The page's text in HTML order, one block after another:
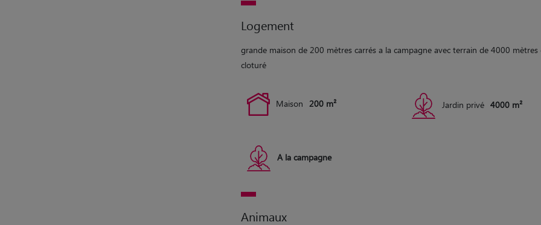
Logement
grande maison de 200 mètres carrés a la campagne avec terrain de 4000 mètres
cloturé
Maison 200 m² Jardin privé 4000 m²
A la campagne
Animaux